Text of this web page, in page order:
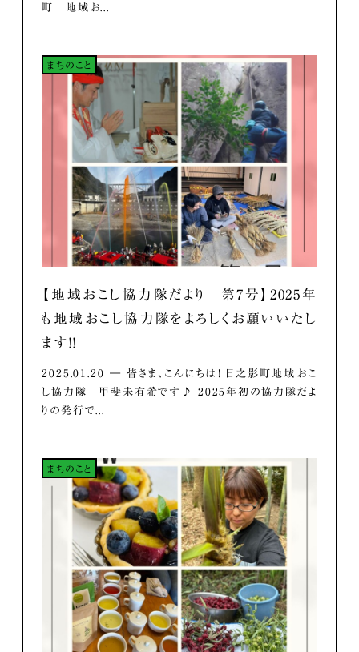
町 地域お...
まちのこと
【地域おこし協力隊だより 第7号】2025年
も地域おこし協力隊をよろしくお願いいたし
ます！！
2025.01.20 ― 皆さま、こんにちは！ 日之影町地域おこ
し協力隊 甲斐未有希です♪ 2025年初の協力隊だよ
りの発行で...
まちのこと